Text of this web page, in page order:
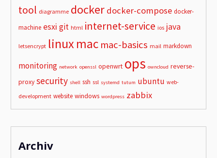
tool diagramme docker docker-compose docker-
machine esxi git html internet-service ios java
letsencrypt linuxmac mac-basics mail markdown
monitoring network openssl openwrt ops owncloud reverse-
proxy security shell ssh ssl systemd tutum ubuntu web-
development website windows wordpress zabbix
Archiv